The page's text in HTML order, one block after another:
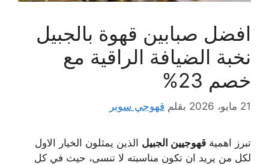
افضل صبابين قهوة بالجبيل
نخبة الضيافة الراقية مع
خصم 23%
21 مايو، 2026 بقلم قهوجي سوبر
تبرز اهمية قهوجيين الجبيل الذين يمثلون الخيار الاول
لكل من يريد ان تكون مناسبته لا تنسى، حيث في كل